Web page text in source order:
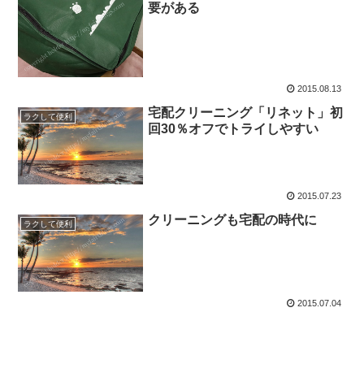
要がある
2015.08.13
ラクして便利
宅配クリーニング「リネット」初
回30％オフでトライしやすい
2015.07.23
ラクして便利 クリーニングも宅配の時代に
2015.07.04